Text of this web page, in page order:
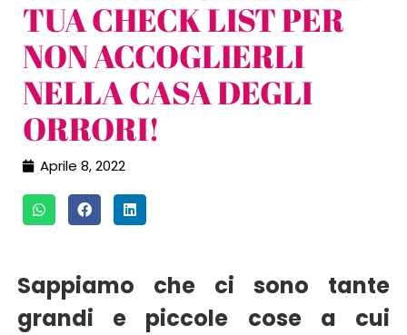
TUA CHECK LIST PER
NON ACCOGLIERLI
NELLA CASA DEGLI
ORRORI!
Aprile 8, 2022
Sappiamo che ci sono tante
grandi e piccole cose a cui